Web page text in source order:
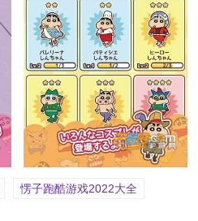
愣子跑酷游戏2022大全